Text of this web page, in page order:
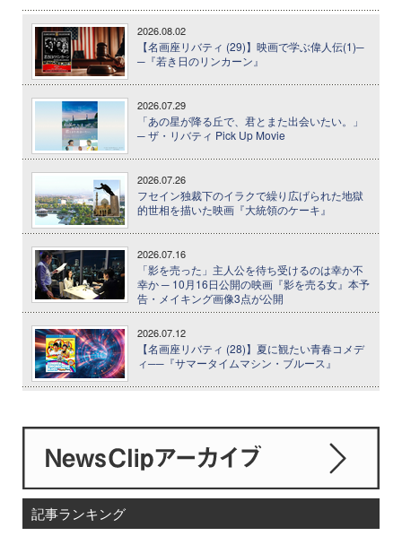
2026.08.02
【名画座リバティ (29)】映画で学ぶ偉人伝(1)─
─『若き日のリンカーン』
2026.07.29
「あの星が降る丘で、君とまた出会いたい。」
─ ザ・リバティ Pick Up Movie
2026.07.26
フセイン独裁下のイラクで繰り広げられた地獄
的世相を描いた映画『大統領のケーキ』
2026.07.16
「影を売った」主人公を待ち受けるのは幸か不
幸か ─ 10月16日公開の映画『影を売る女』本予
告・メイキング画像3点が公開
2026.07.12
【名画座リバティ (28)】夏に観たい青春コメデ
ィ──『サマータイムマシン・ブルース』
記事ランキング